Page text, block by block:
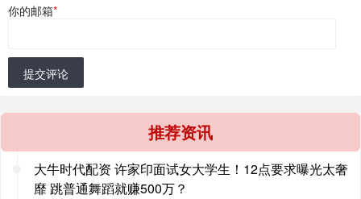
你的邮箱*
提交评论
推荐资讯
大牛时代配资 许家印面试女大学生！12点要求曝光太奢
靡 跳普通舞蹈就赚500万？